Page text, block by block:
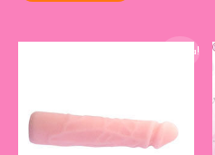
¡Oferta!